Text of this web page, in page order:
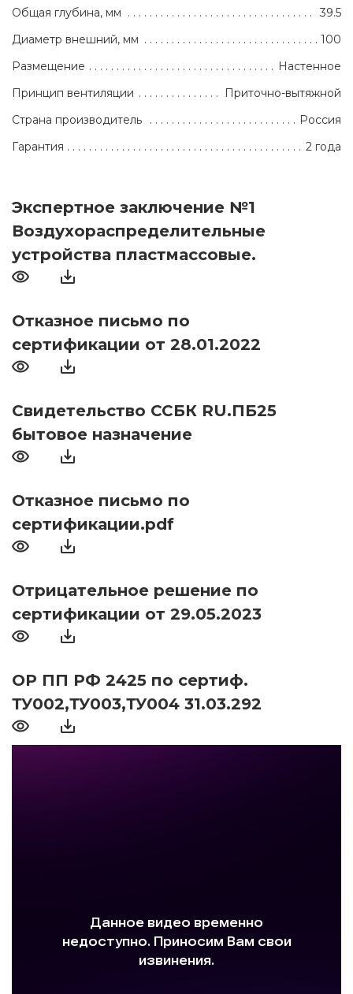
Общая глубина, мм
39.5
Диаметр внешний, мм
100
Размещение
Настенное
Принцип вентиляции
Приточно-вытяжной
Страна производитель
Россия
Гарантия
2 года
Экспертное заключение №1
Воздухораспределительные
устройства пластмассовые.
Отказное письмо по
сертификации от 28.01.2022
Свидетельство ССБК RU.ПБ25
бытовое назначение
Отказное письмо по
сертификации.pdf
Отрицательное решение по
сертификации от 29.05.2023
ОР ПП РФ 2425 по сертиф.
ТУ002,ТУ003,ТУ004 31.03.292